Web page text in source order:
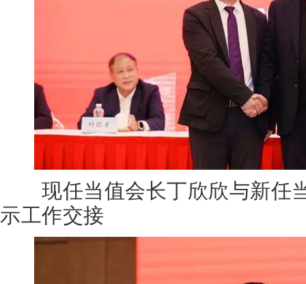
现任当值会长丁欣欣与新任
示工作交接